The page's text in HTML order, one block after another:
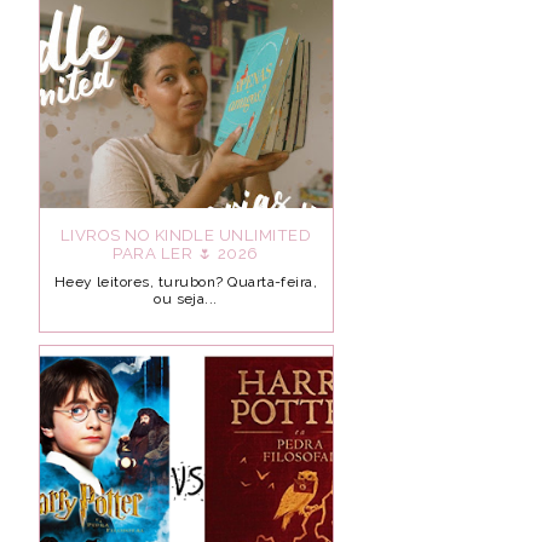
LIVROS NO KINDLE UNLIMITED
PARA LER 🌷 2026
Heey leitores, turubon? Quarta-feira,
ou seja...